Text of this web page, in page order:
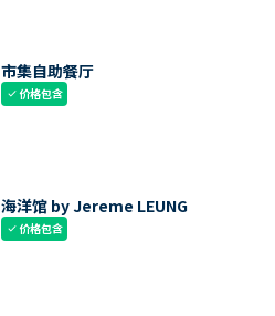
市集自助餐厅
check价格包含
海洋馆 by Jereme LEUNG
check价格包含